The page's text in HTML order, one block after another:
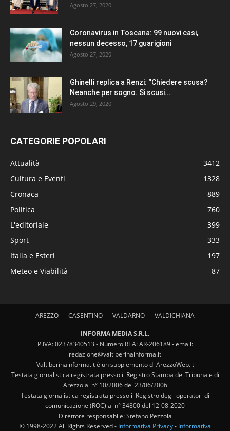
Agosto 27, 2020
Coronavirus in Toscana: 99 nuovi casi,
nessun decesso, 17 guarigioni
Agosto 27, 2020
Ghinelli replica a Renzi: “Chiedere scusa?
Neanche per sogno. Si scusi...
Agosto 29, 2020
CATEGORIE POPOLARI
Attualità
3412
Cultura e Eventi
1328
Cronaca
889
Politica
760
L'editoriale
399
Sport
333
Italia e Esteri
197
Meteo e Viabilità
87
AREZZO CASENTINO VALDARNO VALDICHIANA
INFORMA MEDIA S.R.L.
P.IVA: 02378340513 - Numero REA: AR-206189 - email:
redazione@valtiberinainforma.it
Valtiberinainforma.it è un supplemento di ArezzoWeb.it
Testata giornalistica registrata presso il Registro Stampa del Tribunale di
Arezzo al n° 10/2006 del 23/06/2006
Testata giornalistica registrata presso il Registro degli operatori di
comunicazione (ROC) al n° 34800 del 12-08-2020
Direttore responsabile: Stefano Pezzola
© 1998-2022 All Rights Reserved - Informativa Privacy- Informativa